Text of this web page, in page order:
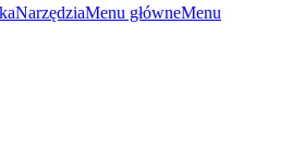
NarzędziaMenu główneMenu